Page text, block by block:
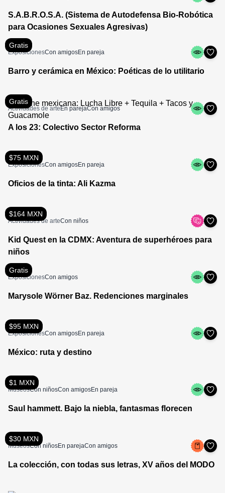
S.A.B.R.O.S.A. (Sistema de Autodefensa Bio-Robótica
para Ocasiones Sexuales Agresivas)
Gratis
ExposicionesCon amigosEn pareja
Barro y cerámica en México: Poéticas de lo utilitario
Gratis
Actividades de arte En parejaCon amigos
A los 23: Colectivo Sector Reforma
$75 MXN
ExposicionesCon amigosEn pareja
Oficios de la tinta: Ali Kazma
$164 MXN
Actividades de arteCon niños
Kid Quest en la CDMX: Aventura de superhéroes para
niños
Gratis
ExposicionesCon amigos
Marysole Wörner Baz. Redenciones marginales
$95 MXN
ExposicionesCon amigosEn pareja
México: ruta y destino
$1 MXN
MuseosCon niñosCon amigosEn pareja
Saul hammett. Bajo la niebla, fantasmas florecen
$30 MXN
MuseosCon niñosEn parejaCon amigos
La colección, con todas sus letras, XV años del MODO